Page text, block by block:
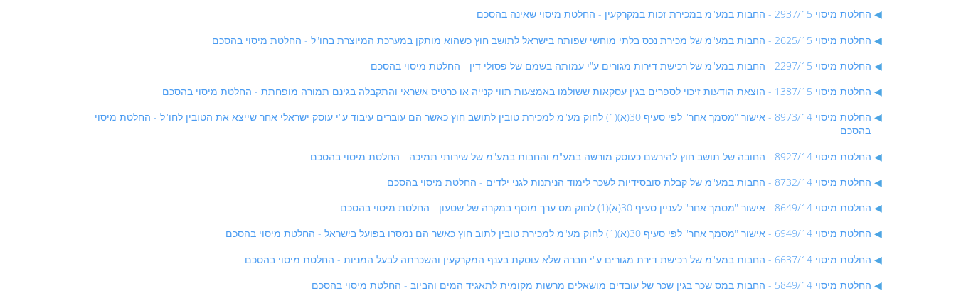
החלטת מיסוי 2937/15 - החבות במע"מ במכירת זכות במקרקעין - החלטת מיסוי שאינה בהסכם
החלטת מיסוי 2625/15 - החבות במע"מ של מכירת נכס בלתי מוחשי שפותח בישראל לתושב חוץ כשהוא מותקן במערכת המיוצרת בחו"ל - החלטת מיסוי בהסכם
החלטת מיסוי 2297/15 - החבות במע"מ של רכישת דירות מגורים ע"י עמותה בשמם של פסולי דין - החלטת מיסוי בהסכם
החלטת מיסוי 1387/15 - הוצאת הודעות זיכוי לספרים בגין עסקאות ששולמו באמצעות תווי קנייה או כרטיס אשראי והתקבלה בגינם תמורה מופחתת - החלטת מיסוי בהסכם
החלטת מיסוי 8973/14 - אישור "מסמך אחר" לפי סעיף 30(א)(1) לחוק מע"מ למכירת טובין לתושב חוץ כאשר הם עוברים עיבוד ע"י עוסק ישראלי אחר שייצא את הטובין לחו"ל - החלטת מיסוי
בהסכם
החלטת מיסוי 8927/14 - החובה של תושב חוץ להירשם כעוסק מורשה במע"מ והחבות במע"מ של שירותי תמיכה - החלטת מיסוי בהסכם
החלטת מיסוי 8732/14 - החבות במע"מ של קבלת סובסידיות לשכר לימוד הניתנות לגני ילדים - החלטת מיסוי בהסכם
החלטת מיסוי 8649/14 - אישור "מסמך אחר" לעניין סעיף 30(א)(1) לחוק מס ערך מוסף במקרה של שטעון - החלטת מיסוי בהסכם
החלטת מיסוי 6949/14 - אישור "מסמך אחר" לפי סעיף 30(א)(1) לחוק מע"מ למכירת טובין לתוב חוץ כאשר הם נמסרו בפועל בישראל - החלטת מיסוי בהסכם
החלטת מיסוי 6637/14 - החבות במע"מ של רכישת דירת מגורים ע"י חברה שלא עוסקת בענף המקרקעין והשכרתה לבעל המניות - החלטת מיסוי בהסכם
החלטת מיסוי 5849/14 - החבות במס שכר בגין שכר של עובדים מושאלים מרשות מקומית לתאגיד המים והביוב - החלטת מיסוי בהסכם